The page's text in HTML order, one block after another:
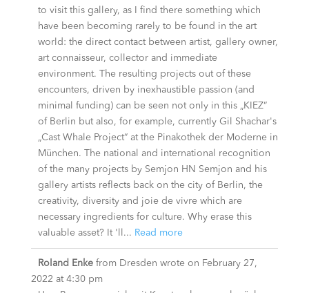
to visit this gallery, as I find there something which
have been becoming rarely to be found in the art
world: the direct contact between artist, gallery owner,
art connaisseur, collector and immediate
environment. The resulting projects out of these
encounters, driven by inexhaustible passion (and
minimal funding) can be seen not only in this „KIEZ“
of Berlin but also, for example, currently Gil Shachar's
„Cast Whale Project“ at the Pinakothek der Moderne in
München. The national and international recognition
of the many projects by Semjon HN Semjon and his
gallery artists reflects back on the city of Berlin, the
creativity, diversity and joie de vivre which are
necessary ingredients for culture. Why erase this
valuable asset? It 'll... Read more
Roland Enke from Dresden wrote on February 27,
2022 at 4:30 pm